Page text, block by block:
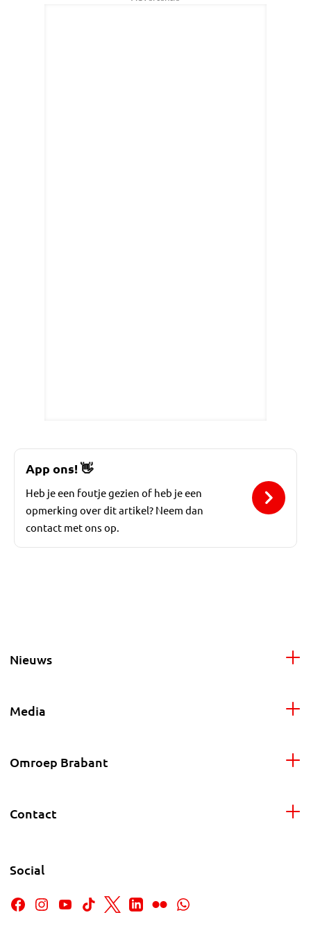
App ons! 👋
Heb je een foutje gezien of heb je een
opmerking over dit artikel? Neem dan
contact met ons op.
Nieuws
Media
Omroep Brabant
Contact
Social